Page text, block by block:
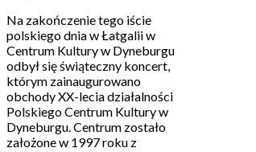
Na zakończenie tego iście
polskiego dnia w Łatgalii w
Centrum Kultury w Dyneburgu
odbył się świąteczny koncert,
którym zainaugurowano
obchody XX-lecia działalności
Polskiego Centrum Kultury w
Dyneburgu. Centrum zostało
założone w 1997 roku z